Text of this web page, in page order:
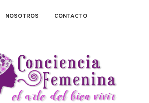
NOSOTROS CONTACTO